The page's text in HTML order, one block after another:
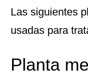
Las siguientes
usadas para
Planta